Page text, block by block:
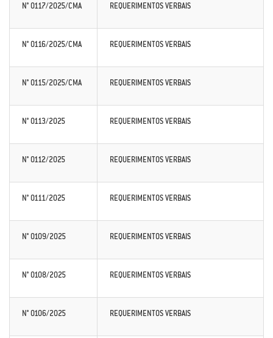
N° 0117/2025/CMA REQUERIMENTOS VERBAIS
N° 0116/2025/CMA REQUERIMENTOS VERBAIS
N° 0115/2025/CMA REQUERIMENTOS VERBAIS
N° 0113/2025 REQUERIMENTOS VERBAIS
N° 0112/2025 REQUERIMENTOS VERBAIS
N° 0111/2025 REQUERIMENTOS VERBAIS
N° 0109/2025 REQUERIMENTOS VERBAIS
N° 0108/2025 REQUERIMENTOS VERBAIS
N° 0106/2025 REQUERIMENTOS VERBAIS